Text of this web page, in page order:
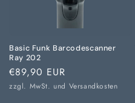
Basic Funk Barcodescanner
Ray 202
Normaler
Preis
€89,90 EUR
zzgl. MwSt. und Versandkosten